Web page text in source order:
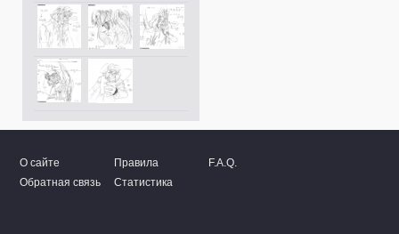
О сайте Правила
F.A.Q.
Обратная связь
Статистика